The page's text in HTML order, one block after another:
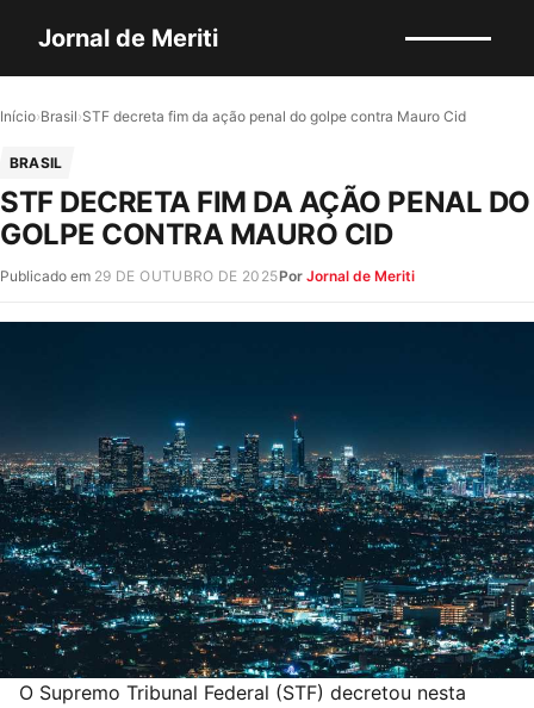
Jornal de Meriti
Início›Brasil›STF decreta fim da ação penal do golpe contra Mauro Cid
BRASIL
STF DECRETA FIM DA AÇÃO PENAL DO
GOLPE CONTRA MAURO CID
Publicado em 29 DE OUTUBRO DE 2025Por Jornal de Meriti
O Supremo Tribunal Federal (STF) decretou nesta